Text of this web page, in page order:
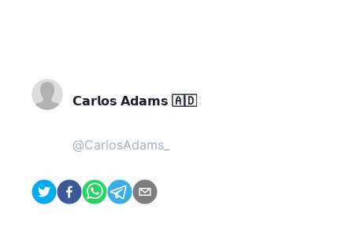
𝗖𝗮𝗿𝗹𝗼𝘀 𝗔𝗱𝗮𝗺𝘀 🇦🇩
@CarlosAdams_